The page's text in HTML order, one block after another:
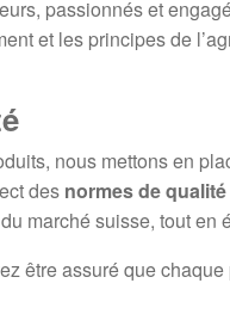
passionnés et
et les principes de
nous mettons en
des normes de
marché suisse, tout
être assuré que